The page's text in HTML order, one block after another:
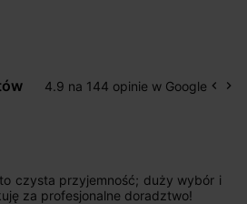
4.9 na 144 opinie w Google keyboard_arrow_left keyboard_arrow_right
duży wybór i
doradztwo!
Jestem
początku